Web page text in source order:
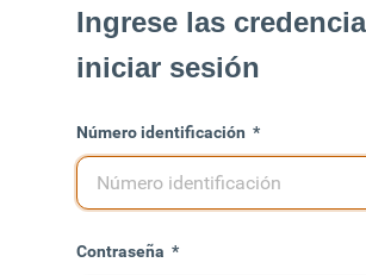
Ingrese las
iniciar sesión
Número identificación *
Contraseña *